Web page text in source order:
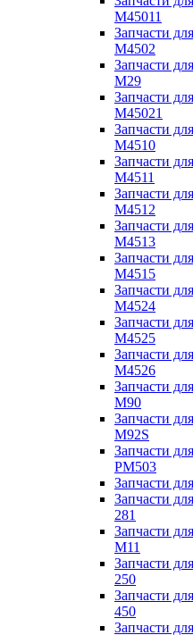
M45011
Запчасти
M4502
Запчасти
M29
Запчасти
M45021
Запчасти
M4510
Запчасти
M4511
Запчасти
M4512
Запчасти
M4513
Запчасти
M4515
Запчасти
M4524
Запчасти
M4525
Запчасти
M4526
Запчасти
M90
Запчасти
M92S
Запчасти
PM503
Запчасти
Запчасти
281
Запчасти
M11
Запчасти
250
Запчасти
450
Запчасти